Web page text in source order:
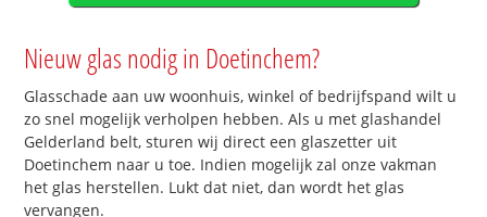
Nieuw glas nodig in Doetinchem?
Glasschade aan uw woonhuis, winkel of bedrijfspand wilt u
zo snel mogelijk verholpen hebben. Als u met glashandel
Gelderland belt, sturen wij direct een glaszetter uit
Doetinchem naar u toe. Indien mogelijk zal onze vakman
het glas herstellen. Lukt dat niet, dan wordt het glas
vervangen.